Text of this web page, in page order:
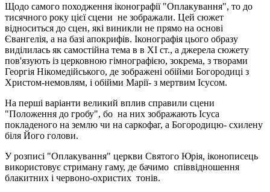
Щодо самого походження іконографії "Оплакування", то до
тисячного року цієї сцени не зображали. Цей сюжет
відноситься до сцен, які виникли не прямо на основі
Євангелія, а на базі апокрифів. Іконографія цього образу
виділилась як самостійна тема в в ХІ ст., а джерела сюжету
пов'язують із церковною гімнографією, зокрема, з творами
Георгія Нікомедійського, де зображені обійми Богородиці з
Христом-немовлям, і обійми Марії- з мертвим Ісусом.
На перші варіанти великий вплив справили сцени
"Положення до гробу", бо на них зображають Ісуса
покладеного на землю чи на саркофаг, а Богородицю- схилену
біля Його голови.
У розписі "Оплакування" церкви Святого Юрія, іконописець
використовує стриману гаму, де бачимо співвідношення
блакитних і червоно-охристих тонів.